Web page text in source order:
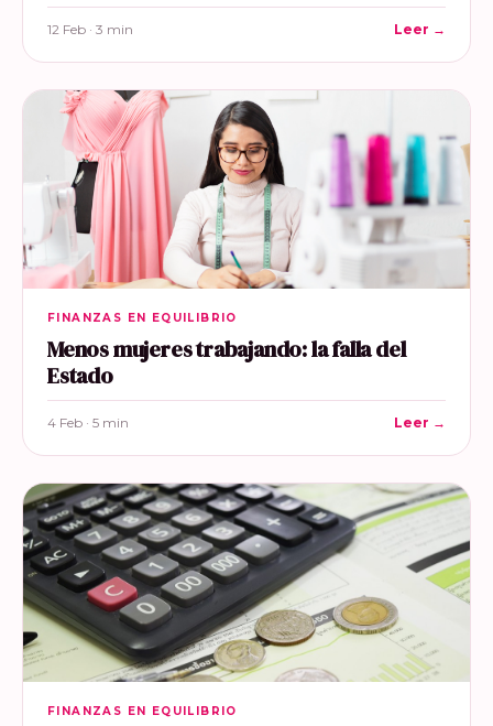
12 Feb · 3 min Leer →
FINANZAS EN EQUILIBRIO
Menos mujeres trabajando: la falla del
Estado
4 Feb · 5 min Leer →
FINANZAS EN EQUILIBRIO